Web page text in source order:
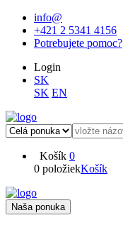
info@
+421 2 5341 4156
Potrebujete pomoc?
Login
SK
SK EN
Košík 0
0 položiekKošík
Naša ponuka